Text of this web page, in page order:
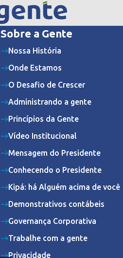
Sobre a Gente
Nossa História
Onde Estamos
O Desafio de Crescer
Administrando a gente
Princípios da Gente
Vídeo Institucional
Mensagem do Presidente
Conhecendo o Presidente
Kipá: há Alguém acima de você
Demonstrativos contábeis
Governança Corporativa
Trabalhe com a gente
Privacidade